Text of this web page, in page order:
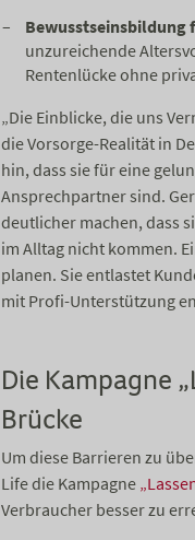
Bewusstseinsbildung
unzureichende
Rentenlücke ohne
„Die Einblicke, die uns
die Vorsorge-Realität in
hin, dass sie für eine
Ansprechpartner sind.
deutlicher machen, dass
im Alltag nicht kommen.
planen. Sie entlastet
mit Profi-Unterstützung
Die Kampagne
Brücke
Um diese Barrieren zu
Life die Kampagne
Verbraucher besser zu